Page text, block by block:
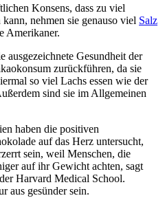
Konsens, dass zu viel
nehmen sie genauso viel Salz
Amerikaner.
Gesundheit der
zurückführen, da sie
so viel Lachs essen wie der
sind sie im Allgemeinen
haben die positiven
auf das Herz untersucht,
sein, weil Menschen, die
auf ihr Gewicht achten, sagt
Harvard Medical School.
aus gesünder sein.